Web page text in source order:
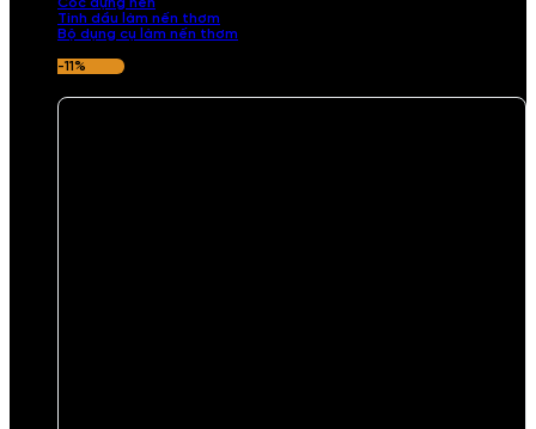
Tinh dầu làm nến thơm
Bộ dụng cụ làm nến thơm
-11%